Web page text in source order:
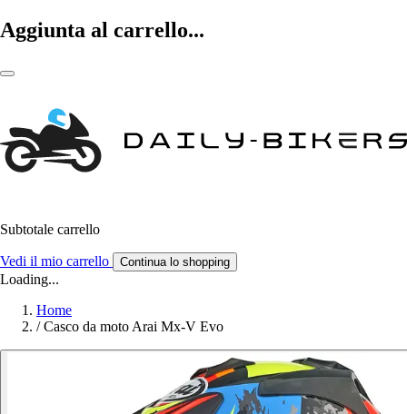
Aggiunta al carrello...
Subtotale carrello
Vedi il mio carrello Continua lo shopping
Loading...
Home
/ Casco da moto Arai Mx-V Evo